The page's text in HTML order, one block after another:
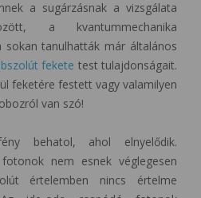
a sugárzásnak a vizsgálata
a kvantummechanika
sokan tanulhatták már általános
fekete test tulajdonságait.
feketére festett vagy valamilyen
van szó!
behatol, ahol elnyelődik.
nem esnek véglegesen
értelemben nincs értelme